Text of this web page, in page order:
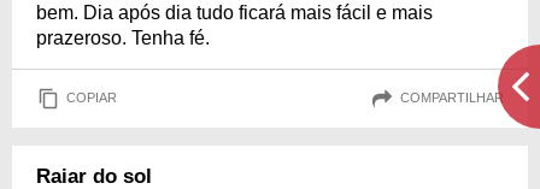
bem. Dia após dia tudo ficará mais fácil e mais
prazeroso. Tenha fé.
COPIAR COMPARTILHAR
Raiar do sol